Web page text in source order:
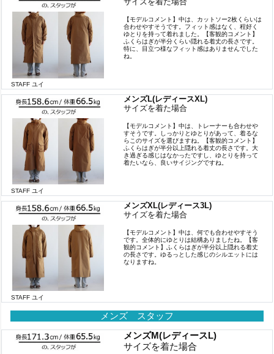
サイズを着た場合
STAFF ユイ
【モデルコメント】中は、カットソー2枚くらいは
合わせやすそうです。フィット感はなく、程好く
ゆとりを持って着れました。【客観的コメント】
ふくらはぎが半分くらい隠れる着丈の長さです。
特に、目立つ様なフィット感はありませんでした
ね。
メンズL(レディースXL)
サイズを着た場合
STAFF ユイ
【モデルコメント】中は、トレーナーも合わせや
すそうです。しっかりとゆとりがあって、着るな
らこのサイズを選びますね。【客観的コメント】
ふくらはぎが半分以上隠れる着丈の長さです。大
き過ぎる感じはなかったですし、ゆとりを持って
着たいなら、良いサイジングですね。
メンズXL(レディース3L)
サイズを着た場合
STAFF ユイ
【モデルコメント】中は、何でも合わせやすそう
です。全体的にゆとりは結構ありましたね。【客
観的コメント】ふくらはぎが半分以上隠れる着丈
の長さです。ゆるっとした感じのシルエットには
なりますね。
メンズ スタッフ
メンズM(レディースL)
サイズを着た場合